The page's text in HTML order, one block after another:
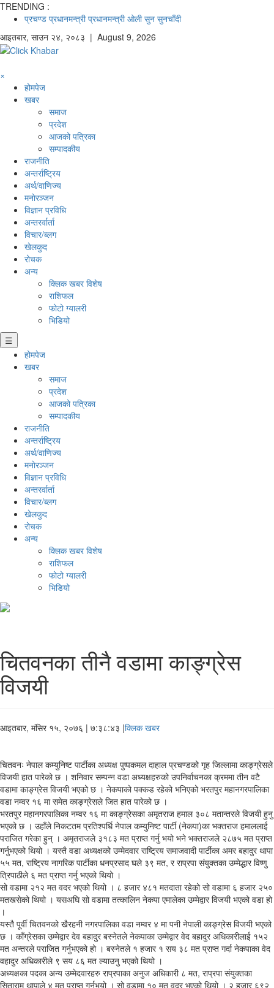
TRENDING :
प्रचण्ड प्रधानमन्त्री प्रधानमन्त्री ओली सुन सुनचाँदी
आइतबार, साउन २४, २०८३ | August 9, 2026
×
होमपेज
खबर
समाज
प्रदेश
आजको पत्रिका
सम्पादकीय
राजनीति
अन्तर्राष्ट्रिय
अर्थ/वाणिज्य
मनाेरञ्जन
विज्ञान प्रविधि
अन्तरर्वार्ता
विचार/ब्लग
खेलकुद
रोचक
अन्य
क्लिक खबर विशेष
राशिफल
फोटो ग्यालरी
भिडियो
☰
होमपेज
खबर
समाज
प्रदेश
आजको पत्रिका
सम्पादकीय
राजनीति
अन्तर्राष्ट्रिय
अर्थ/वाणिज्य
मनाेरञ्जन
विज्ञान प्रविधि
अन्तरर्वार्ता
विचार/ब्लग
खेलकुद
रोचक
अन्य
क्लिक खबर विशेष
राशिफल
फोटो ग्यालरी
भिडियो
चितवनका तीनै वडामा काङ्ग्रेस
विजयी
आइतबार, मंसिर १५, २०७६ | ७:३८:४३ |क्लिक खबर
चितवनः नेपाल कम्युनिष्ट पार्टीका अध्यक्ष पुष्पकमल दाहाल प्रचण्डको गृह जिल्लामा काङ्ग्रेसले
विजयी हात पारेको छ । शनिवार सम्पन्न वडा अध्यक्षहरुको उपनिर्वाचनका क्रममा तीन वटै
वडामा काङ्ग्रेस विजयी भएको छ । नेकपाको पक्कड रहेको भनिएको भरतपुर महानगरपालिका
वडा नम्वर १६ मा समेत काङ्ग्रेसले जित हात पारेको छ ।
भरतपुर महानगरपालिका नम्वर १६ मा काङ्ग्रेसका अमृतराज हमाल ३०८ मतान्तरले विजयी हुनु
भएको छ । उहाँले निकटतम प्रतिश्पर्धि नेपाल कम्युनिष्ट पार्टी (नेकपा)का भक्तराज हमाललाई
पराजित गरेका हुन् । अमृतराजले ३१८३ मत प्राप्त गर्नु भयो भने भक्तराजले २८७५ मत प्राप्त
गर्नुभएको थियो । यस्तै वडा अध्यक्षको उम्मेदवार राष्ट्रिय समाजवादी पार्टीका अमर बहादुर थापा
५५ मत, राष्ट्रिय नागरिक पार्टीका धनप्रसाद घले ३९ मत, र राप्रपा संयुक्तका उम्मेद्धार विष्णु
त्रिपाठीले ६ मत प्राप्त गर्नु भएको थियो ।
सो वडामा २१२ मत वदर भएको थियो । ८ हजार ४८१ मतदाता रहेको सो वडामा ६ हजार २५०
मतखसेको थियो । यसअघि सो वडामा तत्कालिन नेकपा एमालेका उम्मेद्वार विजयी भएको वडा हो
।
यस्तै पूर्वी चितवनको खैरहनी नगरपालिका वडा नम्वर ४ मा पनी नेपाली काङ्ग्रेस विजयी भएको
छ । काँग्रेसका उम्मेद्वार देव बहादुर बस्नेतले नेकपाका उम्मेद्वार वेद बहादुर अधिकारीलाई १५२
मत अन्तरले पराजित गर्नुभएको हो । बस्नेतले १ हजार १ सय ३८ मत प्राप्त गर्दा नेकपाका वेद
वहादुर अधिकारीले ९ सय ८६ मत ल्याउनु भएको थियो ।
अध्यक्षका पदका अन्य उम्मेदवारहरु राप्रपाका अनुज अधिकारी ८ मत, राप्रपा संयुक्तका
सिताराम थापाले ४ मत प्राप्त गर्नुभयो । सो वडामा १० मत वदर भएको थियो । २ हजार ६९२